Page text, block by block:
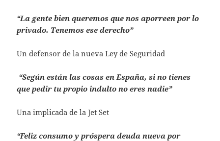
“La gente bien queremos que nos aporreen por lo
privado. Tenemos ese derecho”
Un defensor de la nueva Ley de Seguridad
“Según están las cosas en España, si no tienes
que pedir tu propio indulto no eres nadie”
Una implicada de la Jet Set
“Feliz consumo y próspera deuda nueva por